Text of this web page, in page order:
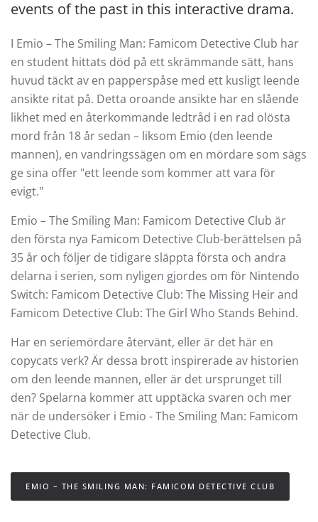
events of the past in this interactive drama.
I Emio – The Smiling Man: Famicom Detective Club har
en student hittats död på ett skrämmande sätt, hans
huvud täckt av en papperspåse med ett kusligt leende
ansikte ritat på. Detta oroande ansikte har en slående
likhet med en återkommande ledtråd i en rad olösta
mord från 18 år sedan – liksom Emio (den leende
mannen), en vandringssägen om en mördare som sägs
ge sina offer "ett leende som kommer att vara för
evigt."
Emio – The Smiling Man: Famicom Detective Club är
den första nya Famicom Detective Club-berättelsen på
35 år och följer de tidigare släppta första och andra
delarna i serien, som nyligen gjordes om för Nintendo
Switch: Famicom Detective Club: The Missing Heir and
Famicom Detective Club: The Girl Who Stands Behind.
Har en seriemördare återvänt, eller är det här en
copycats verk? Är dessa brott inspirerade av historien
om den leende mannen, eller är det ursprunget till
den? Spelarna kommer att upptäcka svaren och mer
när de undersöker i Emio - The Smiling Man: Famicom
Detective Club.
EMIO – THE SMILING MAN: FAMICOM DETECTIVE CLUB